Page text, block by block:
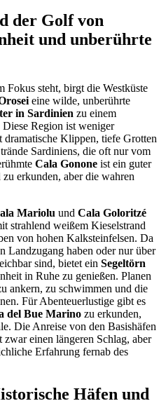
der Golf von
und unberührte
Fokus steht, birgt die Westküste
eine wilde, unberührte
in Sardinien zu einem
Region ist weniger
dramatische Klippen, tiefe Grotten
Sardiniens, die oft nur vom
Cala Gonone ist ein guter
erkunden, aber die wahren
Mariolu und Cala Goloritzé
strahlend weißem Kieselstrand
von hohen Kalksteinfelsen. Da
Landzugang haben oder nur über
sind, bietet ein Segeltörn
in Ruhe zu genießen. Planen
ankern, zu schwimmen und die
Für Abenteuerlustige gibt es
del Bue Marino zu erkunden,
Die Anreise von den Basishäfen
einen längeren Schlag, aber
Erfahrung fernab des
Häfen und